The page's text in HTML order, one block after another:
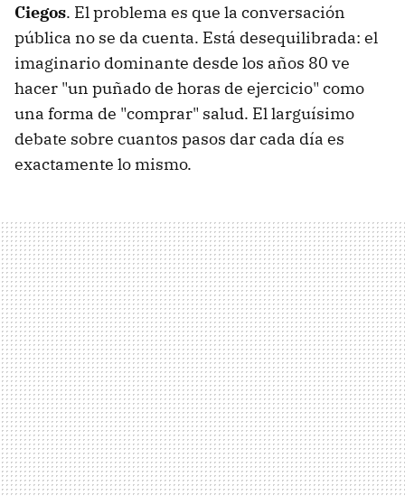
Ciegos. El problema es que la conversación
pública no se da cuenta. Está desequilibrada: el
imaginario dominante desde los años 80 ve
hacer "un puñado de horas de ejercicio" como
una forma de "comprar" salud. El larguísimo
debate sobre cuantos pasos dar cada día es
exactamente lo mismo.